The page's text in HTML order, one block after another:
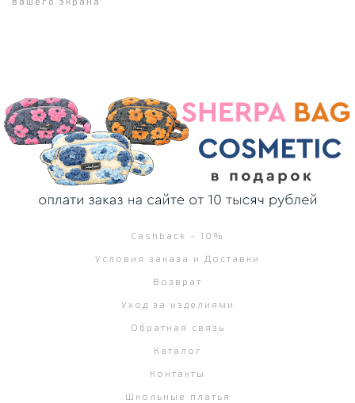
Cashback - 10%
Условия заказа и Доставки
Возврат
Уход за изделиями
Обратная связь
Каталог
Контакты
Школьные платья